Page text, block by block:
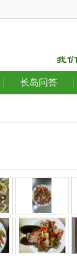
长岛问答